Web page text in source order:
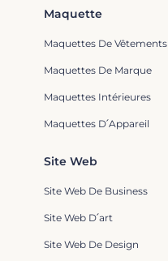
Maquette
Maquettes De Vêtements
Maquettes De Marque
Maquettes Intérieures
Maquettes D՛Appareil
Site Web
Site Web De Business
Site Web D՛art
Site Web De Design